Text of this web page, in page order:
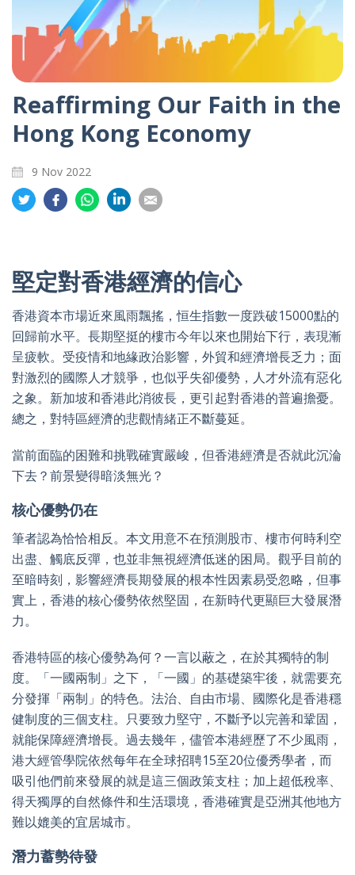
Reaffirming Our Faith in the
Hong Kong Economy
9 Nov 2022
Share
on
Share
on
Share
on
on
on
堅定對香港經濟的信心
香港資本市場近來風雨飄搖，恒生指數一度跌破15000點的
回歸前水平。長期堅挺的樓市今年以來也開始下行，表現漸
呈疲軟。受疫情和地緣政治影響，外貿和經濟增長乏力；面
對激烈的國際人才競爭，也似乎失卻優勢，人才外流有惡化
之象。新加坡和香港此消彼長，更引起對香港的普遍擔憂。
總之，對特區經濟的悲觀情緒正不斷蔓延。
當前面臨的困難和挑戰確實嚴峻，但香港經濟是否就此沉淪
下去？前景變得暗淡無光？
核心優勢仍在
筆者認為恰恰相反。本文用意不在預測股市、樓市何時利空
出盡、觸底反彈，也並非無視經濟低迷的困局。觀乎目前的
至暗時刻，影響經濟長期發展的根本性因素易受忽略，但事
實上，香港的核心優勢依然堅固，在新時代更顯巨大發展潛
力。
香港特區的核心優勢為何？一言以蔽之，在於其獨特的制
度。「一國兩制」之下，「一國」的基礎築牢後，就需要充
分發揮「兩制」的特色。法治、自由市場、國際化是香港穩
健制度的三個支柱。只要致力堅守，不斷予以完善和鞏固，
就能保障經濟增長。過去幾年，儘管本港經歷了不少風雨，
港大經管學院依然每年在全球招聘15至20位優秀學者，而
吸引他們前來發展的就是這三個政策支柱；加上超低稅率、
得天獨厚的自然條件和生活環境，香港確實是亞洲其他地方
難以媲美的宜居城市。
潛力蓄勢待發